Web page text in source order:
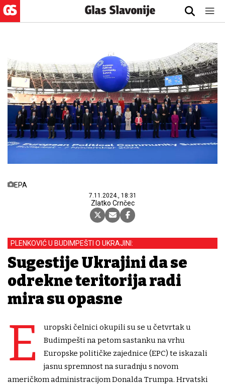
EPA
7.11.2024., 18:31
Zlatko Crnčec
PLENKOVIĆ U BUDIMPEŠTI O UKRAJINI:
Sugestije Ukrajini da se
odrekne teritorija radi
mira su opasne
E
uropski čelnici okupili su se u četvrtak u
Budimpešti na petom sastanku na vrhu
Europske političke zajednice (EPC) te iskazali
jasnu spremnost na suradnju s novom
američkom administracijom Donalda Trumpa. Hrvatski